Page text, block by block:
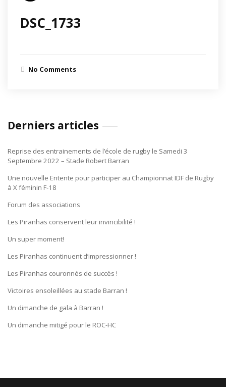
DSC_1733
No Comments
Derniers articles
Reprise des entrainements de l’école de rugby le Samedi 3
Septembre 2022 – Stade Robert Barran
Une nouvelle Entente pour participer au Championnat IDF de Rugby
à X féminin F-18
Forum des associations
Les Piranhas conservent leur invincibilité !
Un super moment!
Les Piranhas continuent d’impressionner !
Les Piranhas couronnés de succès !
Victoires ensoleillées au stade Barran !
Un dimanche de gala à Barran !
Un dimanche mitigé pour le ROC-HC